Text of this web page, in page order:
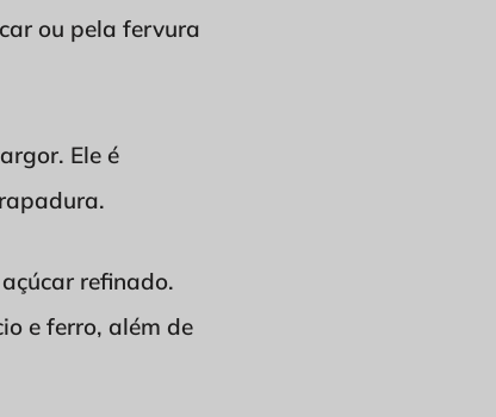
ou pela fervura
Ele é
refinado.
e ferro, além de